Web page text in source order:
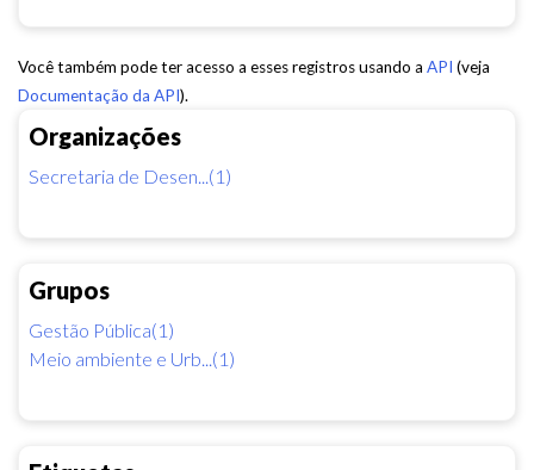
Organizações
Secretaria de Desen...(1)
Grupos
Gestão Pública(1)
Meio ambiente e Urb...(1)
Você também pode ter acesso a esses registros usando a API (veja
Documentação da API).